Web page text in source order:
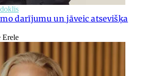
darījumu un jāveic atsevišķa
Erele